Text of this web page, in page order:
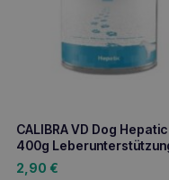
CALIBRA VD Dog
400g
2,90 €